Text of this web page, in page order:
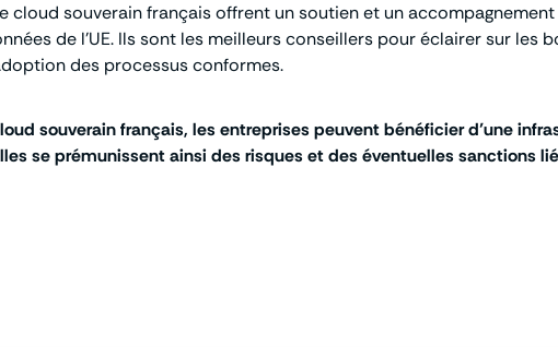
cloud souverain français offrent un soutien et un
de l’UE. Ils sont les meilleurs conseillers pour éclairer sur
des processus conformes.
souverain français, les entreprises peuvent bénéficier d’une
se prémunissent ainsi des risques et des éventuelles sanctions